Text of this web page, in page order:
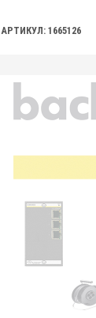
АРТИКУЛ: 1665126